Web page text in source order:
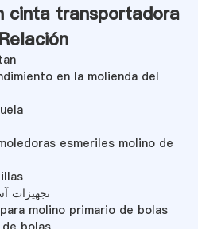
cinta transportadora
en la molienda del
esmeriles molino de
تجهیزات
molino primario de bolas